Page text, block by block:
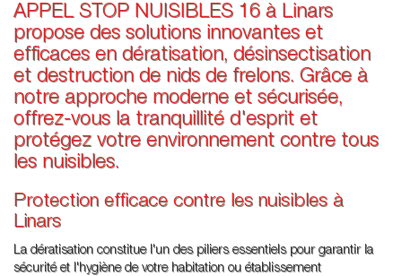
APPEL STOP NUISIBLES 16 à Linars
propose des solutions innovantes et
efficaces en dératisation, désinsectisation
et destruction de nids de frelons. Grâce à
notre approche moderne et sécurisée,
offrez-vous la tranquillité d'esprit et
protégez votre environnement contre tous
les nuisibles.
Protection efficace contre les nuisibles à
Linars
La dératisation constitue l'un des piliers essentiels pour garantir la
sécurité et l'hygiène de votre habitation ou établissement